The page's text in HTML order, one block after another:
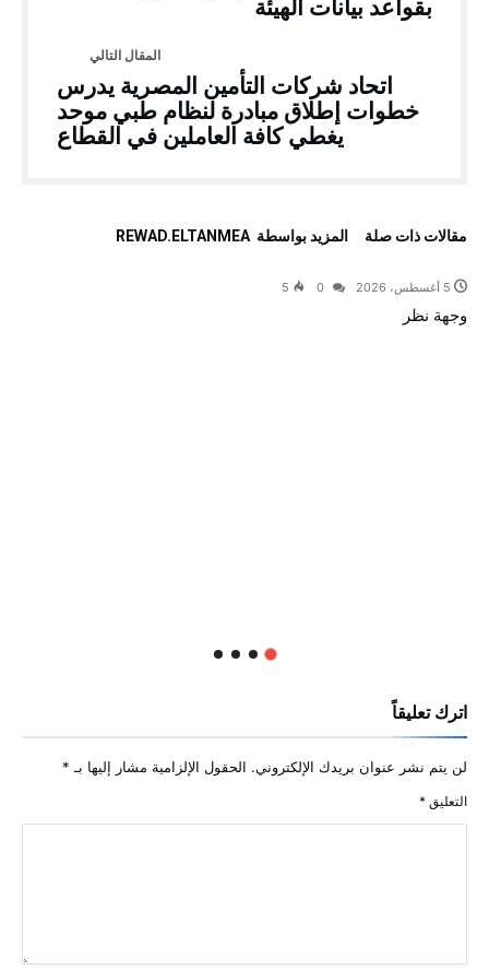
بقواعد بيانات الهيئة
اتحاد شركات التأمين المصرية يدرس
خطوات إطلاق مبادرة لنظام طبي موحد
يغطي كافة العاملين في القطاع
‫مقالات ذات صلة‬ ‫‫المزيد بواسطة‬ ‬ REWAD.ELTANMEA
5 أغسطس، 2026 5
وجهة نظر
اترك تعليقاً
لن يتم نشر عنوان بريدك الإلكتروني. الحقول الإلزامية مشار إليها بـ *
التعليق *